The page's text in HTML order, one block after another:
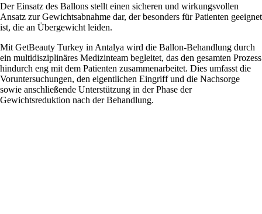
Der Einsatz des Ballons stellt einen sicheren und wirkungsvollen
Ansatz zur Gewichtsabnahme dar, der besonders für Patienten geeignet
ist, die an Übergewicht leiden.
Mit GetBeauty Turkey in Antalya wird die Ballon-Behandlung durch
ein multidisziplinäres Medizinteam begleitet, das den gesamten Prozess
hindurch eng mit dem Patienten zusammenarbeitet. Dies umfasst die
Voruntersuchungen, den eigentlichen Eingriff und die Nachsorge
sowie anschließende Unterstützung in der Phase der
Gewichtsreduktion nach der Behandlung.